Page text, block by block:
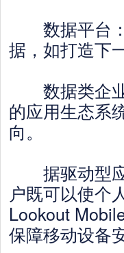
数据平台：
据，如打造下
数据类企业
的应用生态系
向。
据驱动型应
户既可以使个
Lookout
保障移动设备